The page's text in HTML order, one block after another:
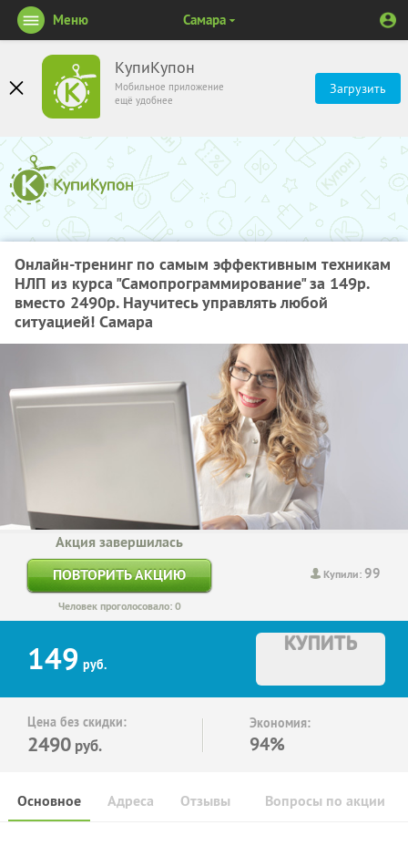
КупиКупон
Мобильное приложение
ещё удобнее
Загрузить
Меню Самара
Онлайн-тренинг по самым эффективным техникам
НЛП из курса "Самопрограммирование" за 149р.
вместо 2490р. Научитесь управлять любой
ситуацией! Самара
Купили:99
Акция завершилась
ПОВТОРИТЬ АКЦИЮ
Человек проголосовало: 0
149 руб.
КУПИТЬ
Цена без скидки:
2490 руб.
Экономия:
94%
Основное Отзывы Вопросы по акции
Адреса